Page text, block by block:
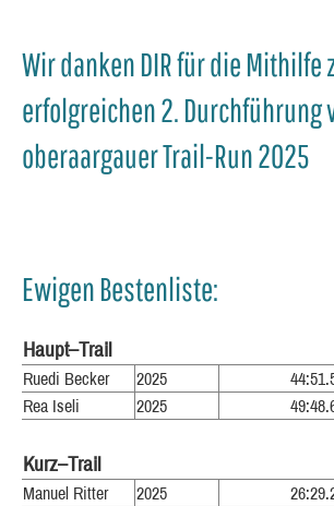
Wir danken DIR für die Mithilfe
erfolgreichen 2. Durchführung
oberaargauer Trail-Run 2025
Ewigen Bestenliste:
Haupt–Trail
Ruedi Becker 2025
Rea Iseli
2025
Kurz–Trail
Manuel Ritter 2025